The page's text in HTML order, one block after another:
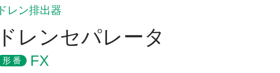
ドレン排出器
ドレンセパレータ
形番 FX